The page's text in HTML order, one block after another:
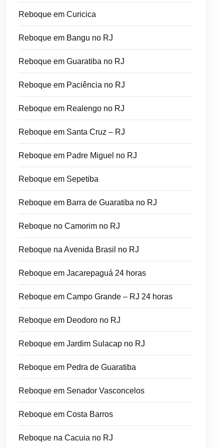
Reboque em Curicica
Reboque em Bangu no RJ
Reboque em Guaratiba no RJ
Reboque em Paciência no RJ
Reboque em Realengo no RJ
Reboque em Santa Cruz – RJ
Reboque em Padre Miguel no RJ
Reboque em Sepetiba
Reboque em Barra de Guaratiba no RJ
Reboque no Camorim no RJ
Reboque na Avenida Brasil no RJ
Reboque em Jacarepaguá 24 horas
Reboque em Campo Grande – RJ 24 horas
Reboque em Deodoro no RJ
Reboque em Jardim Sulacap no RJ
Reboque em Pedra de Guaratiba
Reboque em Senador Vasconcelos
Reboque em Costa Barros
Reboque na Cacuia no RJ